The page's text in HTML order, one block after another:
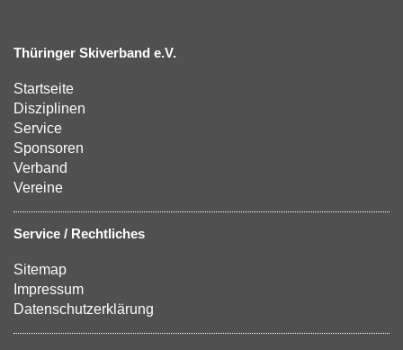
Thüringer Skiverband e.V.
Startseite
Disziplinen
Service
Sponsoren
Verband
Vereine
Service / Rechtliches
Sitemap
Impressum
Datenschutzerklärung